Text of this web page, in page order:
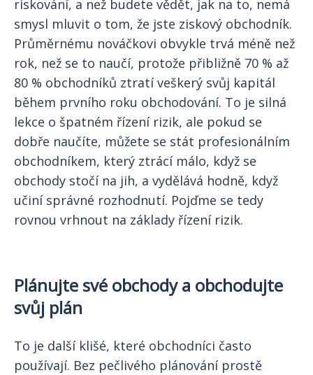
riskování, a než budete vědět, jak na to, nemá
smysl mluvit o tom, že jste ziskový obchodník.
Průměrnému nováčkovi obvykle trvá méně než
rok, než se to naučí, protože přibližně 70 % až
80 % obchodníků ztratí veškerý svůj kapitál
během prvního roku obchodování. To je silná
lekce o špatném řízení rizik, ale pokud se
dobře naučíte, můžete se stát profesionálním
obchodníkem, který ztrácí málo, když se
obchody stočí na jih, a vydělává hodně, když
učiní správné rozhodnutí. Pojďme se tedy
rovnou vrhnout na základy řízení rizik.
Plánujte své obchody a obchodujte
svůj plán
To je další klišé, které obchodníci často
používají. Bez pečlivého plánování prostě